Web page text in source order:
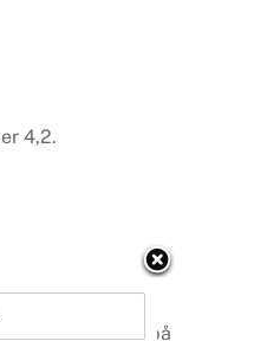
4,2.
av
Detector på